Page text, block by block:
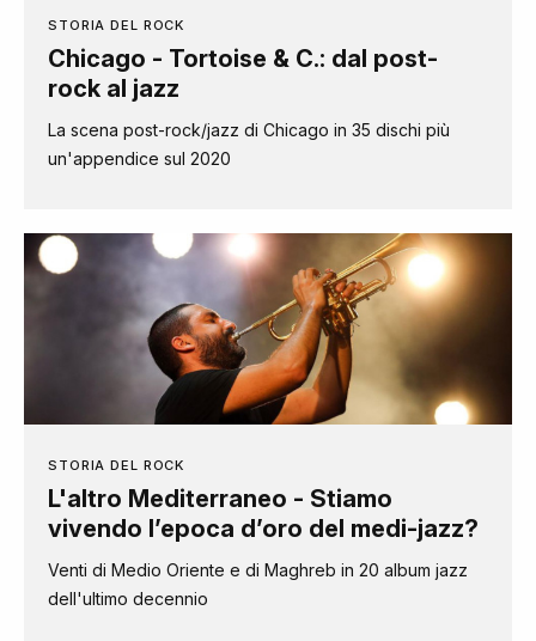
STORIA DEL ROCK
Chicago - Tortoise & C.: dal post-
rock al jazz
La scena post-rock/jazz di Chicago in 35 dischi più
un'appendice sul 2020
STORIA DEL ROCK
L'altro Mediterraneo - Stiamo
vivendo l’epoca d’oro del medi-jazz?
Venti di Medio Oriente e di Maghreb in 20 album jazz
dell'ultimo decennio